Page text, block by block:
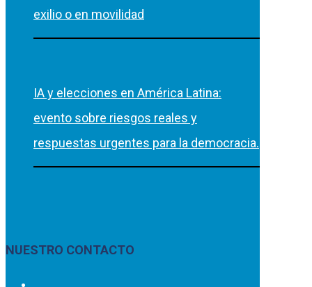
exilio o en movilidad
IA y elecciones en América Latina:
evento sobre riesgos reales y
respuestas urgentes para la democracia.
NUESTRO CONTACTO